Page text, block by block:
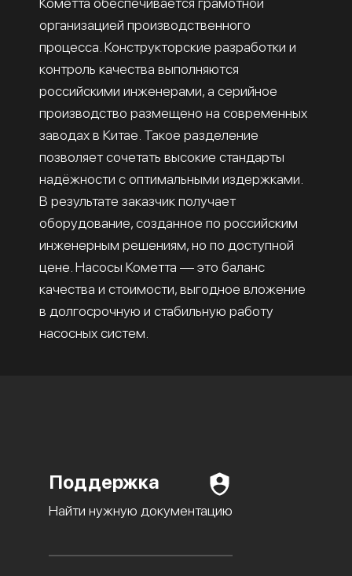
организацией производственного
процесса. Конструкторские разработки и
контроль качества выполняются
российскими инженерами, а серийное
производство размещено на современных
заводах в Китае. Такое разделение
позволяет сочетать высокие стандарты
надёжности с оптимальными издержками.
В результате заказчик получает
оборудование, созданное по российским
инженерным решениям, но по доступной
цене. Насосы Кометта — это баланс
качества и стоимости, выгодное вложение
в долгосрочную и стабильную работу
насосных систем.
Поддержка
Найти нужную документацию